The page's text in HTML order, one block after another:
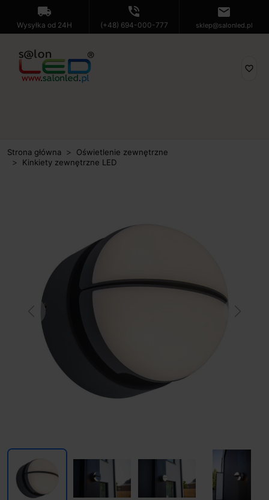
local_shipping
Wysyłka od 24H
phone_in_talk
(+48) 694-000-777
mail
sklep@salonled.pl
favorite_border
Strona główna
Oświetlenie zewnętrzne
Kinkiety zewnętrzne LED
Previous